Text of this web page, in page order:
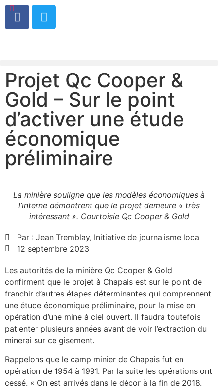
0
Projet Qc Cooper &
Gold – Sur le point
d’activer une étude
économique
préliminaire
La minière souligne que les modèles économiques à
l’interne démontrent que le projet demeure « très
intéressant ». Courtoisie Qc Cooper & Gold
Par : Jean Tremblay, Initiative de journalisme local
12 septembre 2023
Les autorités de la minière Qc Cooper & Gold
confirment que le projet à Chapais est sur le point de
franchir d’autres étapes déterminantes qui comprennent
une étude économique préliminaire, pour la mise en
opération d’une mine à ciel ouvert. Il faudra toutefois
patienter plusieurs années avant de voir l’extraction du
minerai sur ce gisement.
Rappelons que le camp minier de Chapais fut en
opération de 1954 à 1991. Par la suite les opérations ont
cessé. « On est arrivés dans le décor à la fin de 2018.